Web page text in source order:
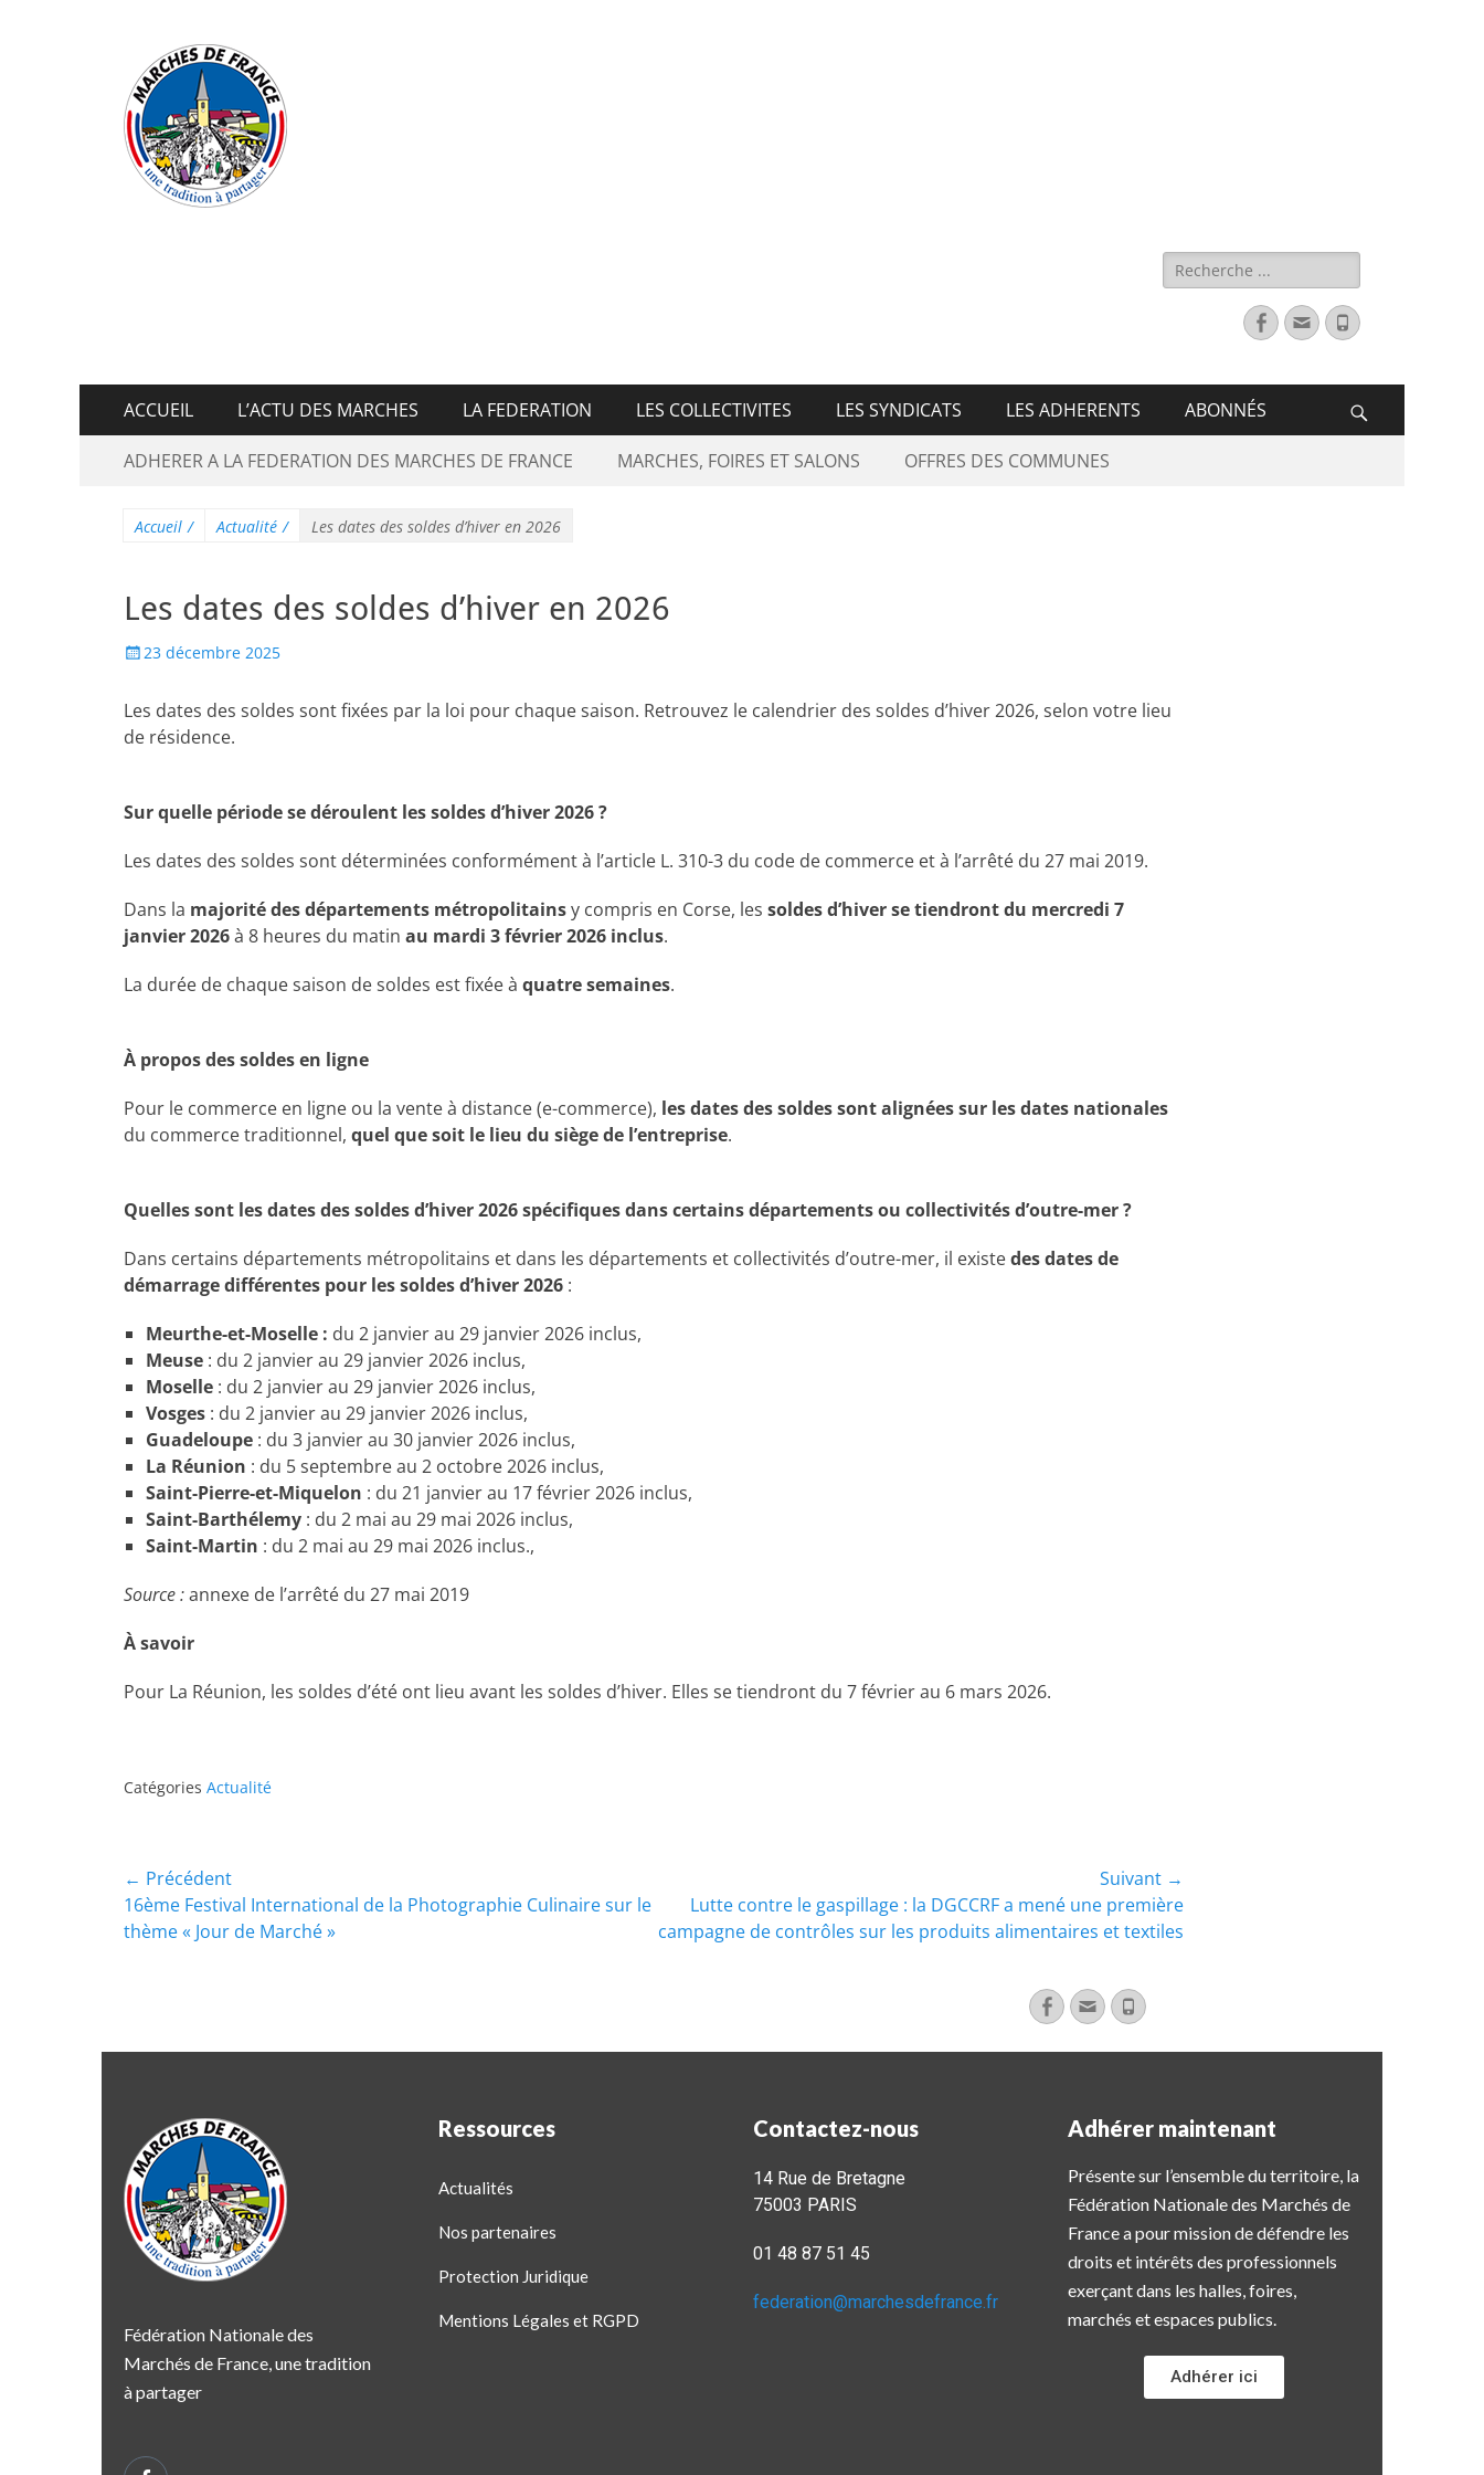
ACCUEIL L’ACTU DES MARCHES LA FEDERATION LES COLLECTIVITES LES SYNDICATS LES ADHERENTS ABONNÉS
ADHERER A LA FEDERATION DES MARCHES DE FRANCE MARCHES, FOIRES ET SALONS OFFRES DES COMMUNES
Accueil / Actualité / Les dates des soldes d’hiver en 2026
Les dates des soldes d’hiver en 2026
23 décembre 2025
Les dates des soldes sont fixées par la loi pour chaque saison. Retrouvez le calendrier des soldes d’hiver 2026, selon votre lieu
de résidence.
Sur quelle période se déroulent les soldes d’hiver 2026 ?
Les dates des soldes sont déterminées conformément à l’article L. 310-3 du code de commerce et à l’arrêté du 27 mai 2019.
Dans la majorité des départements métropolitainsy compris en Corse, les soldes d’hiver se tiendront du mercredi 7
janvier 2026à 8 heures du matin au mardi 3 février 2026 inclus.
La durée de chaque saison de soldes est fixée à quatre semaines.
À propos des soldes en ligne
Pour le commerce en ligne ou la vente à distance (e-commerce), les dates des soldes sont alignées sur les dates nationales
du commerce traditionnel, quel que soit le lieu du siège de l’entreprise.
Quelles sont les dates des soldes d’hiver 2026 spécifiques dans certains départements ou collectivités d’outre-mer ?
Dans certains départements métropolitains et dans les départements et collectivités d’outre-mer, il existedes dates de
démarrage différentes pour les soldes d’hiver 2026 :
Meurthe-et-Moselle : du 2 janvier au 29 janvier 2026 inclus,
Meuse : du 2 janvier au 29 janvier 2026 inclus,
Moselle : du 2 janvier au 29 janvier 2026 inclus,
Vosges : du 2 janvier au 29 janvier 2026 inclus,
Guadeloupe : du 3 janvier au 30 janvier 2026 inclus,
La Réunion : du 5 septembre au 2 octobre 2026 inclus,
Saint-Pierre-et-Miquelon : du 21 janvier au 17 février 2026 inclus,
Saint-Barthélemy : du 2 mai au 29 mai 2026 inclus,
Saint-Martin : du 2 mai au 29 mai 2026 inclus.,
Source :annexe de l’arrêté du 27 mai 2019
À savoir
Pour La Réunion, les soldes d’été ont lieu avant les soldes d’hiver. Elles se tiendront du 7 février au 6 mars 2026.
Catégories Actualité
← Précédent
16ème Festival International de la Photographie Culinaire sur le
thème « Jour de Marché »
Suivant →
Lutte contre le gaspillage : la DGCCRF a mené une première
campagne de contrôles sur les produits alimentaires et textiles
Fédération Nationale des
Marchés de France, une tradition
à partager
Ressources
Actualités
Nos partenaires
Protection Juridique
Mentions Légales et RGPD
Contactez-nous
14 Rue de Bretagne
75003 PARIS
01 48 87 51 45
federation@marchesdefrance.fr
Adhérer maintenant
Présente sur l’ensemble du territoire, la
Fédération Nationale des Marchés de
France a pour mission de défendre les
droits et intérêts des professionnels
exerçant dans les halles, foires,
marchés et espaces publics.
Adhérer ici